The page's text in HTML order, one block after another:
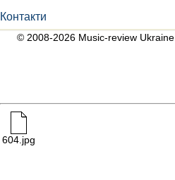
Контакти
© 2008-2026 Music-review Ukraine
604.jpg